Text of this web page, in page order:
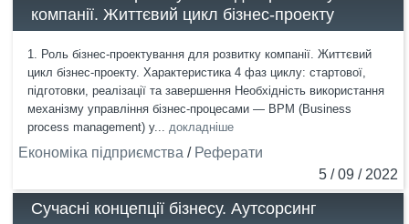
компанії. Життєвий цикл бізнес-проекту
1. Роль бізнес-проектування для розвитку компанії. Життєвий
цикл бізнес-проекту. Характеристика 4 фаз циклу: стартової,
підготовки, реалізації та завершення Необхідність використання
механізму управління бізнес-процесами — ВРМ (Business
process management) у... докладніше
Економіка підприємства / Реферати
5 / 09 / 2022
Сучасні концепції бізнесу. Аутсорсинг